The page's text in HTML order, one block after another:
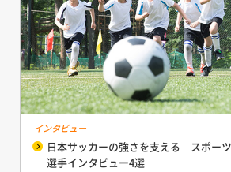
インタビュー
日本サッカーの強さを支える スポーツ
選手インタビュー4選